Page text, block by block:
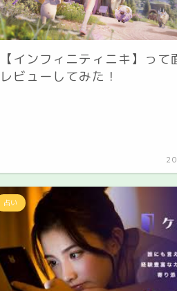
【インフィニティニキ】って
レビューしてみた！
占い